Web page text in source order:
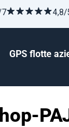
7
GPS flotte